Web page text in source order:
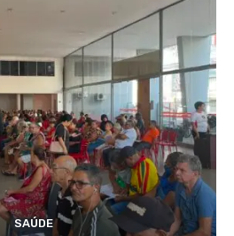
SAÚDE